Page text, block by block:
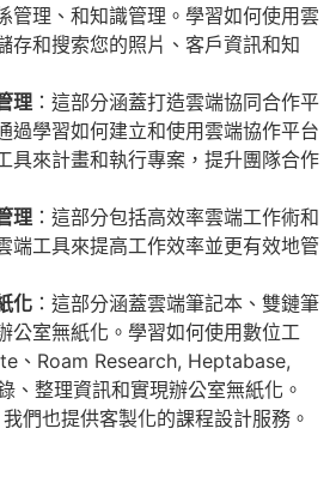
管理、和知識管理。學習如何使用雲
存和搜索您的照片、客戶資訊和知
理 ：這部分涵蓋打造雲端協同合作平
過學習如何建立和使用雲端協作平台
具來計畫和執行專案，提升團隊合作
理 ：這部分包括高效率雲端工作術和
端工具來提高工作效率並更有效地管
化 ：這部分涵蓋雲端筆記本、雙鏈筆
公室無紙化。學習如何使用數位工
、Roam Research, Heptabase,
、整理資訊和實現辦公室無紙化。
們也提供客製化的課程設計服務。